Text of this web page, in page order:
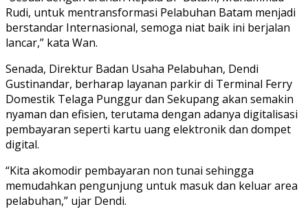
Rudi, untuk mentransformasi Pelabuhan Batam menjadi
berstandar Internasional, semoga niat baik ini berjalan
lancar,” kata Wan.
Senada, Direktur Badan Usaha Pelabuhan, Dendi
Gustinandar, berharap layanan parkir di Terminal Ferry
Domestik Telaga Punggur dan Sekupang akan semakin
nyaman dan efisien, terutama dengan adanya digitalisasi
pembayaran seperti kartu uang elektronik dan dompet
digital.
“Kita akomodir pembayaran non tunai sehingga
memudahkan pengunjung untuk masuk dan keluar area
pelabuhan,” ujar Dendi.